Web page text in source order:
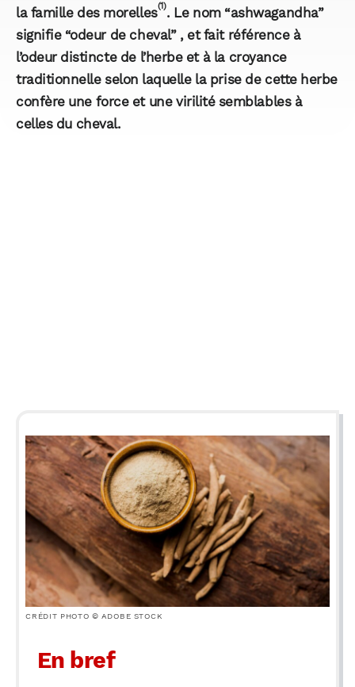
la famille des morelles(1). Le nom “ashwagandha”
signifie “odeur de cheval” , et fait référence à
l’odeur distincte de l’herbe et à la croyance
traditionnelle selon laquelle la prise de cette herbe
confère une force et une virilité semblables à
celles du cheval.
CRÉDIT PHOTO © ADOBE STOCK
En bref